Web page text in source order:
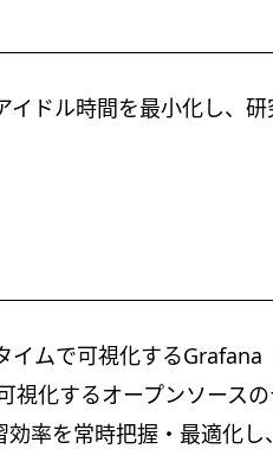
ドル時間を最小化し、
ムで可視化するGrafana
視化するオープンソース
率を常時把握・最適化し